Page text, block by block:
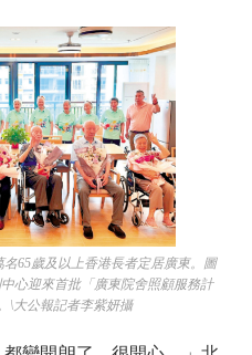
65歲及以上香港長者定居廣東。圖
心迎來首批「廣東院舍照顧服務計
\大公報記者李紫妍攝